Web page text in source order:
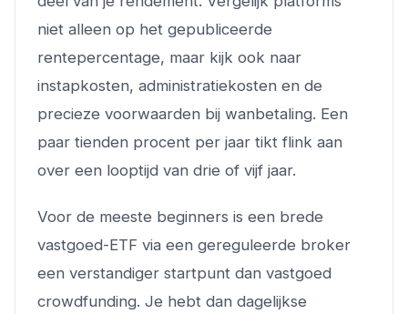
niet alleen op het gepubliceerde
rentepercentage, maar kijk ook naar
instapkosten, administratiekosten en de
precieze voorwaarden bij wanbetaling. Een
paar tienden procent per jaar tikt flink aan
over een looptijd van drie of vijf jaar.
Voor de meeste beginners is een brede
vastgoed-ETF via een gereguleerde broker
een verstandiger startpunt dan vastgoed
crowdfunding. Je hebt dan dagelijkse